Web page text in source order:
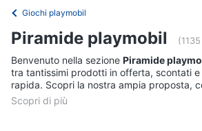
Tv
e
Home
Cinema
Principesse
Disney
Bambola
Bambole
Reborn
Vedi
infanziaGiochi di imitazione e armi
e sport Offerte
Giochi playmobil
Piramide playmobil
Benvenuto nella sezione Piramide
tra tantissimi prodotti in offerta, scontati e
rapida. Scopri la nostra ampia proposta,
acquista comodamente online.